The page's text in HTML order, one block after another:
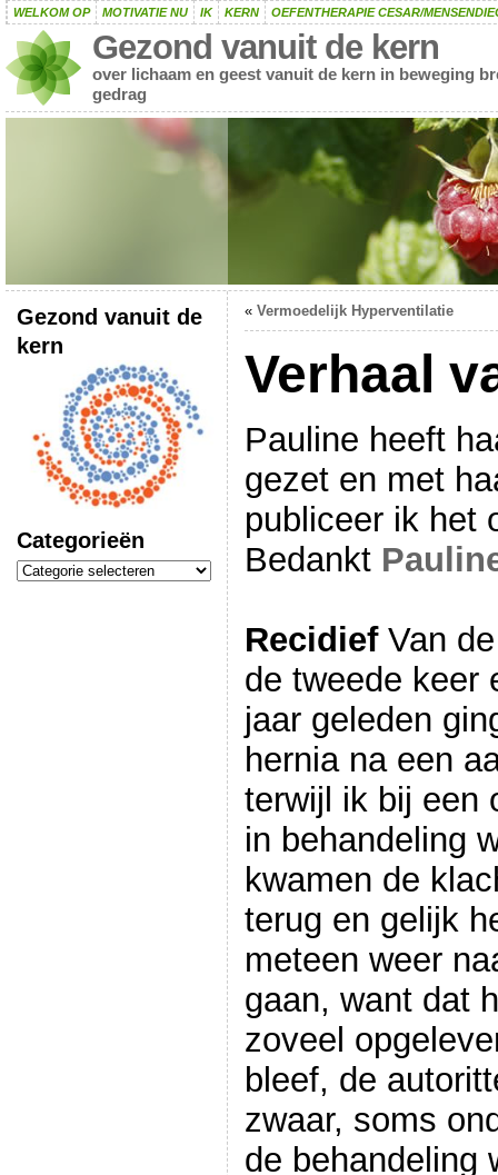
WELKOM OP MOTIVATIE NU IK KERN OEFENTHERAPIE CESAR/
Gezond vanuit de kern
over lichaam en geest vanuit de kern in beweging
gedrag
Gezond vanuit de
kern
Categorieën
Categorieën
« Vermoedelijk Hyperventilatie
Verhaal
Pauline heeft
gezet en met
publiceer ik het
Bedankt
RecidiefVan
de tweede keer
jaar geleden
hernia na een
terwijl ik bij een
in behandeling
kwamen de
terug en gelijk
meteen weer
gaan, want dat
zoveel
bleef, de
zwaar, soms
de behandeling